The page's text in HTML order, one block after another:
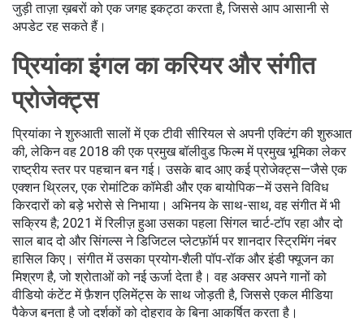
जुड़ी ताज़ा ख़बरों को एक जगह इकट्ठा करता है, जिससे आप आसानी से
अपडेट रह सकते हैं।
प्रियांका इंगल का करियर और संगीत
प्रोजेक्ट्स
प्रियांका ने शुरुआती सालों में एक टीवी सीरियल से अपनी एक्टिंग की शुरुआत
की, लेकिन वह 2018 की एक प्रमुख बॉलीवुड फिल्म में प्रमुख भूमिका लेकर
राष्ट्रीय स्तर पर पहचान बन गई। उसके बाद आए कई प्रोजेक्ट्स—जैसे एक
एक्शन थ्रिलर, एक रोमांटिक कॉमेडी और एक बायोपिक—में उसने विविध
किरदारों को बड़े भरोसे से निभाया। अभिनय के साथ-साथ, वह संगीत में भी
सक्रिय है; 2021 में रिलीज़ हुआ उसका पहला सिंगल चार्ट‑टॉप रहा और दो
साल बाद दो और सिंगल्स ने डिजिटल प्लेटफ़ॉर्म पर शानदार स्ट्रिमिंग नंबर
हासिल किए। संगीत में उसका प्रयोग‑शैली पॉप‑रॉक और इंडी फ्यूजन का
मिश्रण है, जो श्रोताओं को नई ऊर्जा देता है। वह अक्सर अपने गानों को
वीडियो कंटेंट में फ़ैशन एलिमेंट्स के साथ जोड़ती है, जिससे एकल मीडिया
पैकेज बनता है जो दर्शकों को दोहराव के बिना आकर्षित करता है।